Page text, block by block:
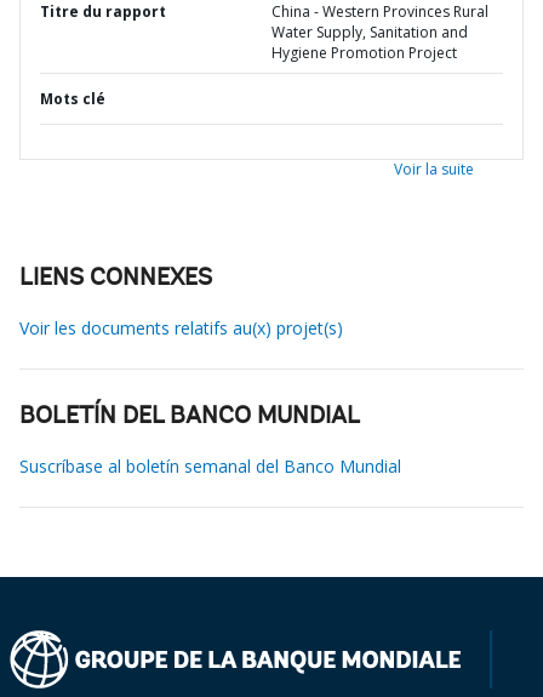
Titre du rapport
China - Western Provinces Rural
Water Supply, Sanitation and
Hygiene Promotion Project
Mots clé
Voir la suite
LIENS CONNEXES
Voir les documents relatifs au(x) projet(s)
BOLETÍN DEL BANCO MUNDIAL
Suscríbase al boletín semanal del Banco Mundial